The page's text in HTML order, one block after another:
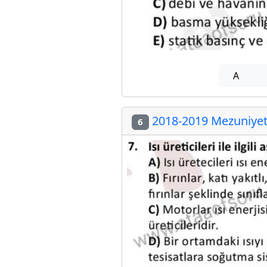
A
6 2018-2019 Mezuniyet